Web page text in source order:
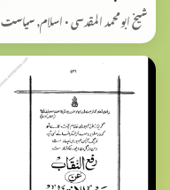
شیخ ابومحمد المقدسی • اسلام, سیاست